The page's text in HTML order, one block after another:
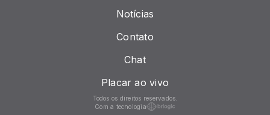
Notícias
Contato
Chat
Placar ao vivo
Todos os direitos reservados.
Com a tecnologia